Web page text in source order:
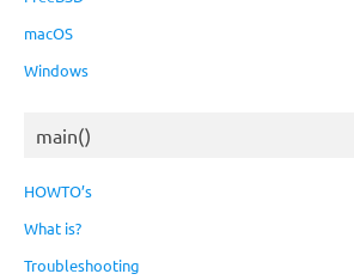
macOS
Windows
main()
HOWTO’s
What is?
Troubleshooting